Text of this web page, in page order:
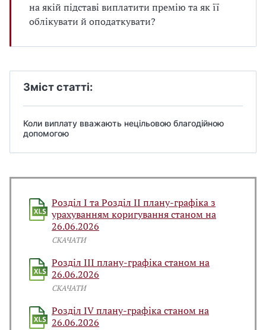
на якій підставі виплатити премію та як її
облікувати й оподаткувати?
Зміст статті:
Коли виплату вважають нецільовою благодійною
допомогою
Розділ І та Розділ ІІ плану-графіка з
урахуванням коригування станом на
26.06.2026
СКАЧАТИ
Розділ ІІІ плану-графіка станом на
26.06.2026
СКАЧАТИ
Розділ IV плану-графіка станом на
26.06.2026